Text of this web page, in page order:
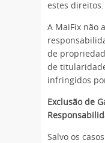
estes direitos.
A MaiFix não
de
de
infringidos
Exclusão de
Salvo os